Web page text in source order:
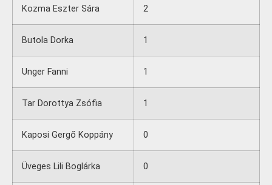
Kozma Eszter Sára 2
Butola Dorka 1
Unger Fanni 1
Tar Dorottya Zsófia 1
Kaposi Gergő Koppány 0
Üveges Lili Boglárka 0